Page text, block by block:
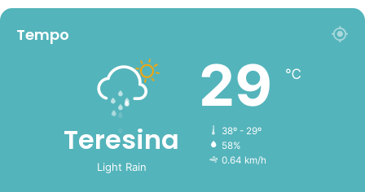
Tempo
Teresina
Light Rain
29 ℃
38º - 29º
58%
0.64 km/h